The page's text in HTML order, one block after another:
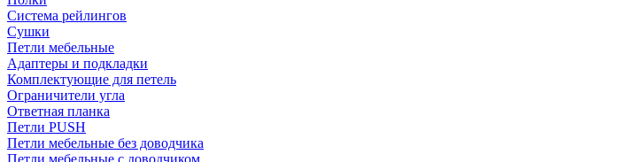
Система рейлингов
Сушки
Петли мебельные
Адаптеры и подкладки
Комплектующие для петель
Ограничители угла
Ответная планка
Петли PUSH
Петли мебельные без доводчика
Петли мебельные с доводчиком